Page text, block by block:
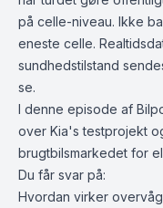
på celle-niveau. Ikke
eneste celle.
sundhedstilstand
se.
I denne episode af
over Kia's testprojekt
brugtbilsmarkedet for
Du får svar på:
Hvordan virker